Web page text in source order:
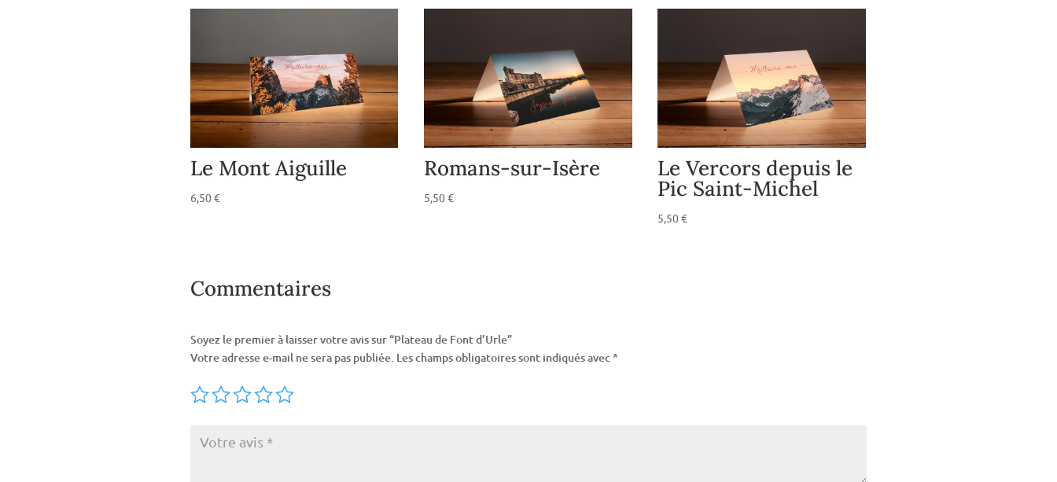
Le Mont Aiguille
6,50€
Romans-sur-Isère
5,50€
Le Vercors depuis le
Pic Saint-Michel
5,50€
Commentaires
Soyez le premier à laisser votre avis sur “Plateau de Font d’Urle”
Votre adresse e-mail ne sera pas publiée. Les champs obligatoires sont indiqués avec*